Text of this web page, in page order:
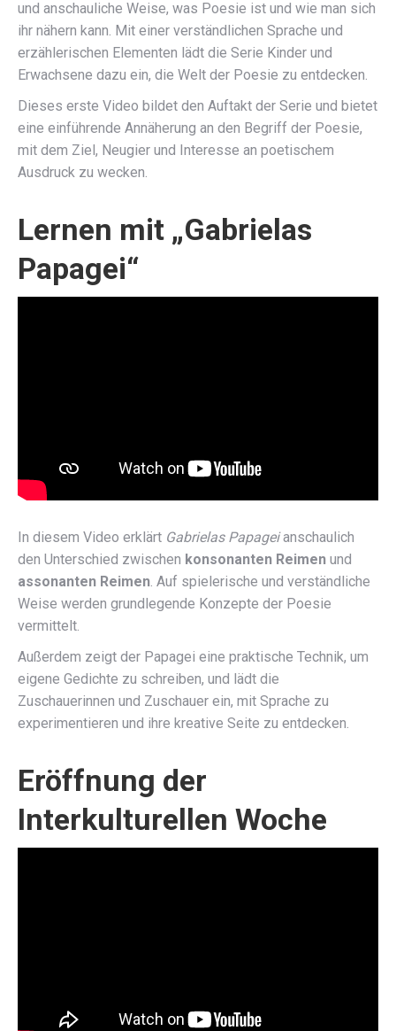
und anschauliche Weise, was Poesie ist und wie man sich
ihr nähern kann. Mit einer verständlichen Sprache und
erzählerischen Elementen lädt die Serie Kinder und
Erwachsene dazu ein, die Welt der Poesie zu entdecken.
Dieses erste Video bildet den Auftakt der Serie und bietet
eine einführende Annäherung an den Begriff der Poesie,
mit dem Ziel, Neugier und Interesse an poetischem
Ausdruck zu wecken.
Lernen mit „Gabrielas
Papagei“
In diesem Video erklärt Gabrielas Papageianschaulich
den Unterschied zwischen konsonanten Reimen und
assonanten Reimen. Auf spielerische und verständliche
Weise werden grundlegende Konzepte der Poesie
vermittelt.
Außerdem zeigt der Papagei eine praktische Technik, um
eigene Gedichte zu schreiben, und lädt die
Zuschauerinnen und Zuschauer ein, mit Sprache zu
experimentieren und ihre kreative Seite zu entdecken.
Eröffnung der
Interkulturellen Woche